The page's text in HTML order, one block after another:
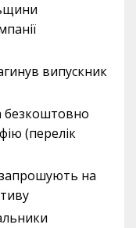
випускник
безкоштовно
(перелік
на